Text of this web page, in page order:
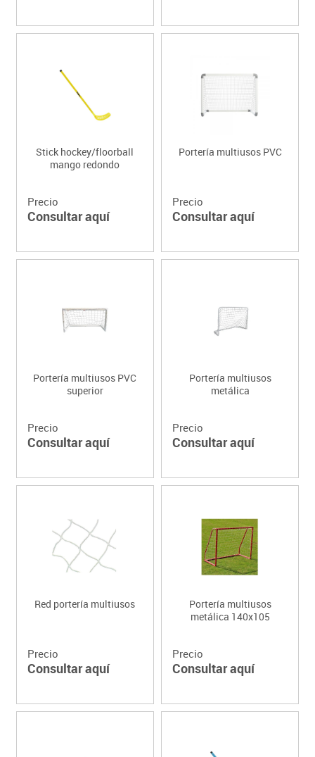
Stick hockey/floorball
mango redondo
Precio
Consultar aquí
Portería multiusos PVC
Precio
Consultar aquí
Portería multiusos PVC
superior
Precio
Consultar aquí
Portería multiusos
metálica
Precio
Consultar aquí
Red portería multiusos
Precio
Consultar aquí
Portería multiusos
metálica 140x105
Precio
Consultar aquí